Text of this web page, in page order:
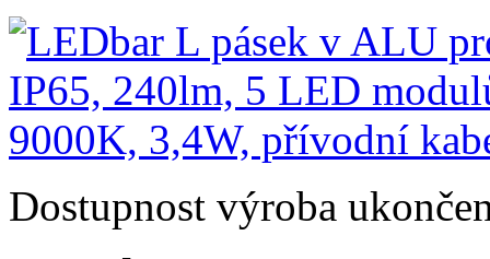
Dostupnost výroba